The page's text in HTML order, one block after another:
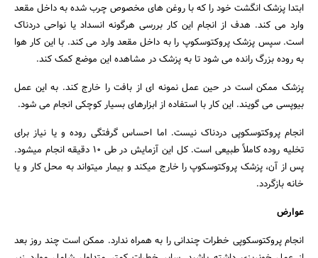
ابتدا پزشک انگشت خود را که با روغن های مخصوص چرب شده به داخل مقعد
وارد می کند. هدف از انجام این کار بررسی هرگونه انسداد یا نواحی دردناک
است. سپس پزشک پروکتوسکوپ را به داخل مقعد وارد می کند. با این کار هوا
به روده بزرگ رانده می شود تا به پزشک در مشاهده این موضع کمک کند.
پزشک ممکن است در حین عمل نمونه ای از بافت را خارج کند. به این عمل
بیوپسی می گویند. این کار با استفاده از ابزارهای بسیار کوچکی انجام می شود.
انجام پروکتوسکوپی دردناک نیست. اما احساس گرفتگی روده و یا نیاز برای
تخلیه روده کاملاً طبیعی است. کل این آزمایش در طی ۱۰ دقیقه انجام میشود.
پس از آن، پزشک پروکتوسکوپ را خارج میکند و بیمار میتواند به محل کار و یا
خانه بازگردد.
عوارض
انجام پروکتوسکوپی خطرات چندانی را به همراه ندارد. ممکن است چند روز بعد